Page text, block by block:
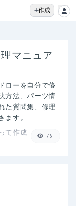
作成
マニュア
ローを自分で修
方法、パーツ情
た質問集、修理
ます。
て作成
76